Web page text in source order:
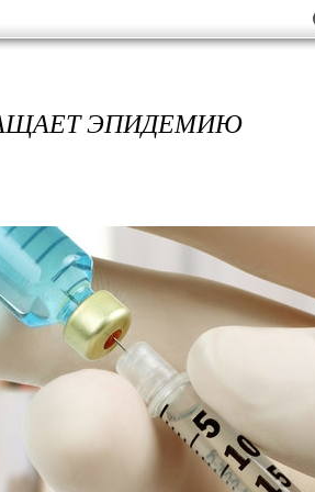
ЭПИДЕМИЮ